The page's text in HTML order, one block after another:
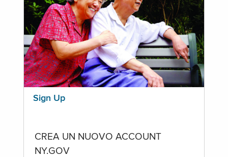
Sign Up
CREA UN NUOVO ACCOUNT
NY.GOV